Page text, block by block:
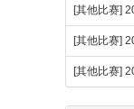
[其他比赛]
[其他比赛]
[其他比赛]